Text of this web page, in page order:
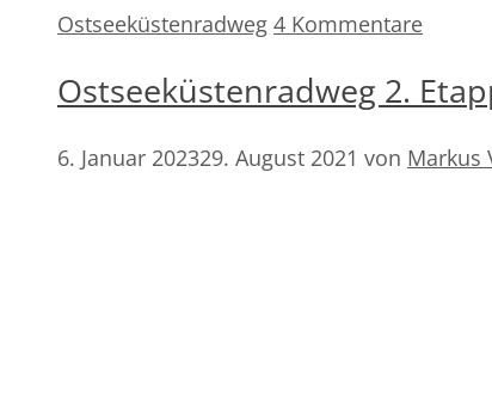
Kategorien
Ostseeküstenradweg 4 Kommentare
Ostseeküstenradweg 2.
6. Januar 202329. August 2021 von Markus